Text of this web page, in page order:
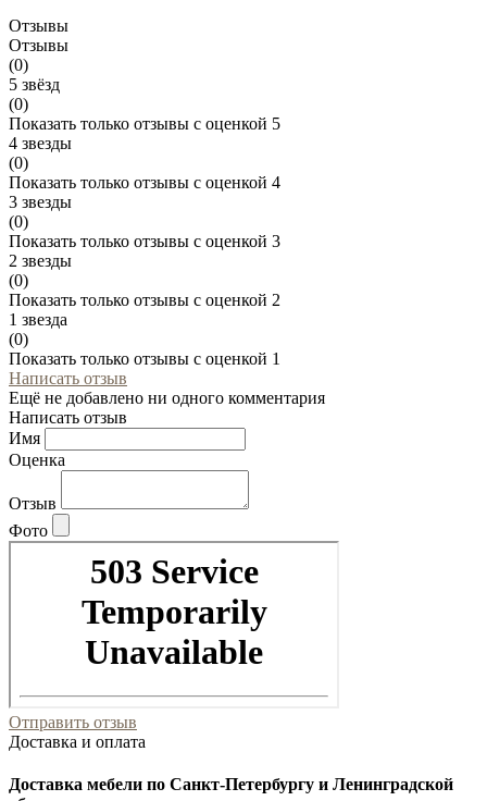
Отзывы
Отзывы
(0)
5 звёзд
(0)
Показать только отзывы с оценкой 5
4 звезды
(0)
Показать только отзывы с оценкой 4
3 звезды
(0)
Показать только отзывы с оценкой 3
2 звезды
(0)
Показать только отзывы с оценкой 2
1 звезда
(0)
Показать только отзывы с оценкой 1
Написать отзыв
Ещё не добавлено ни одного комментария
Написать отзыв
Имя
Оценка
Отзыв
Фото
Отправить отзыв
Доставка и оплата
Доставка мебели по Санкт-Петербургу и Ленинградской